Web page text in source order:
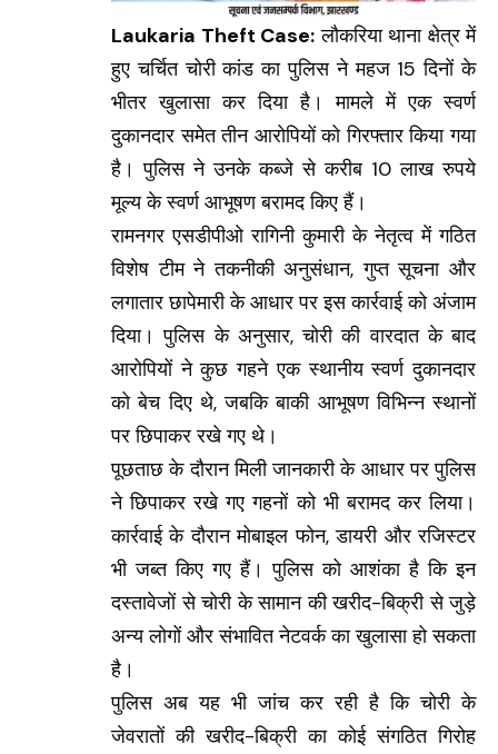
Laukaria Theft Case: लौकरिया थाना क्षेत्र में
हुए चर्चित चोरी कांड का पुलिस ने महज 15 दिनों के
भीतर खुलासा कर दिया है। मामले में एक स्वर्ण
दुकानदार समेत तीन आरोपियों को गिरफ्तार किया गया
है। पुलिस ने उनके कब्जे से करीब 10 लाख रुपये
मूल्य के स्वर्ण आभूषण बरामद किए हैं।
रामनगर एसडीपीओ रागिनी कुमारी के नेतृत्व में गठित
विशेष टीम ने तकनीकी अनुसंधान, गुप्त सूचना और
लगातार छापेमारी के आधार पर इस कार्रवाई को अंजाम
दिया। पुलिस के अनुसार, चोरी की वारदात के बाद
आरोपियों ने कुछ गहने एक स्थानीय स्वर्ण दुकानदार
को बेच दिए थे, जबकि बाकी आभूषण विभिन्न स्थानों
पर छिपाकर रखे गए थे।
पूछताछ के दौरान मिली जानकारी के आधार पर पुलिस
ने छिपाकर रखे गए गहनों को भी बरामद कर लिया।
कार्रवाई के दौरान मोबाइल फोन, डायरी और रजिस्टर
भी जब्त किए गए हैं। पुलिस को आशंका है कि इन
दस्तावेजों से चोरी के सामान की खरीद-बिक्री से जुड़े
अन्य लोगों और संभावित नेटवर्क का खुलासा हो सकता
है।
पुलिस अब यह भी जांच कर रही है कि चोरी के
जेवरातों की खरीद-बिक्री का कोई संगठित गिरोह